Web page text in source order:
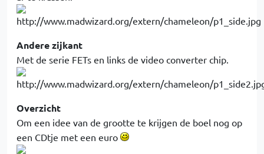
Andere zijkant
Met de serie FETs en links de video converter chip.
Overzicht
Om een idee van de grootte te krijgen de boel nog op
een CDtje met een euro